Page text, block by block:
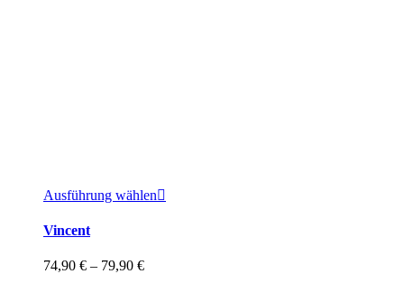
Ausführung wählen
Vincent
74,90 € – 79,90 €